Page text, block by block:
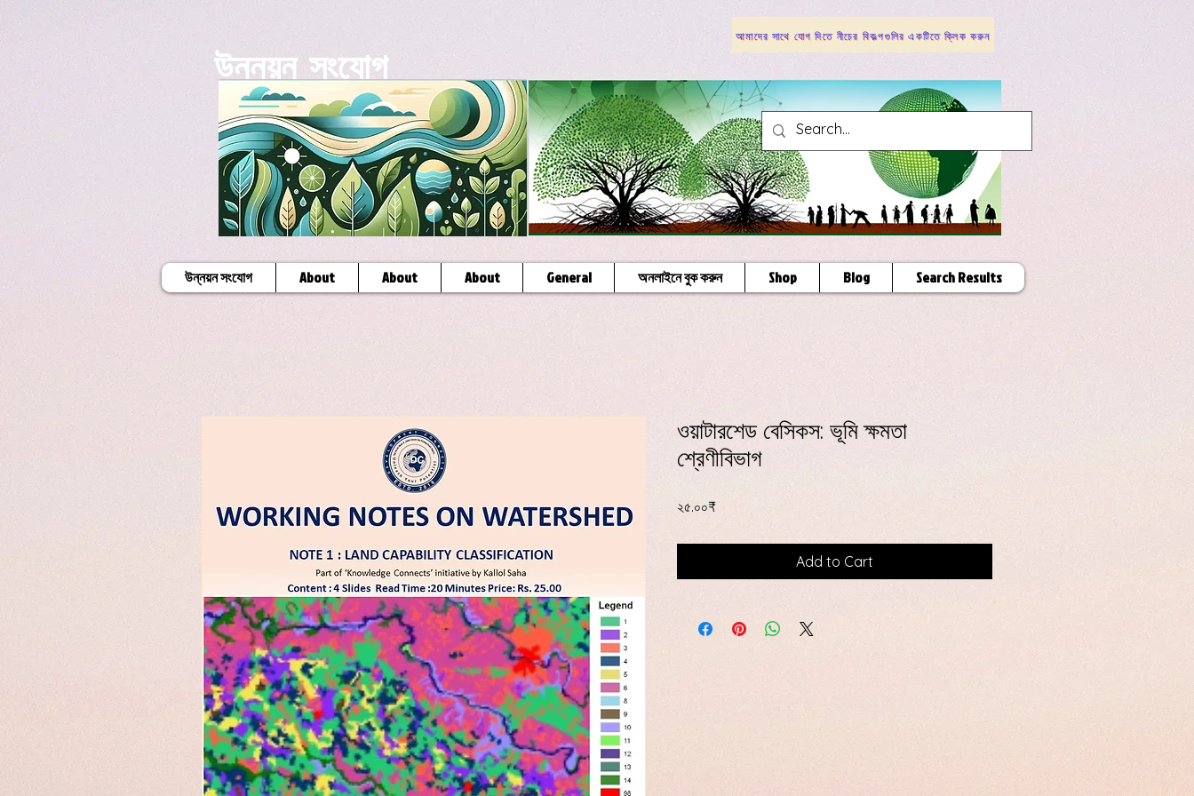
উন্নয়ন সংযোগ
আমাদের সাথে যোগ দিতে নীচের বিকল্পগুলির একটিতে ক্লিক করুন
উন্নয়ন সংযোগ About About About General অনলাইনে বুক করুন Shop Blog Search Results
ওয়াটারশেড বেসিকস: ভূমি ক্ষমতা
শ্রেণীবিভাগ
২৫.০০₹Price
Add to Cart